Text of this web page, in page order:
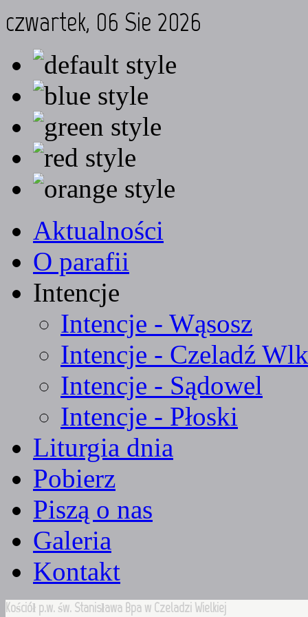
czwartek, 06 Sie 2026
Aktualności
O parafii
Intencje
Intencje - Wąsosz
Intencje - Czeladź
Intencje - Sądowel
Intencje - Płoski
Liturgia dnia
Pobierz
Piszą o nas
Galeria
Kontakt
Kościół p.w. św. Stanisława Bpa w Czeladzi Wielkiej